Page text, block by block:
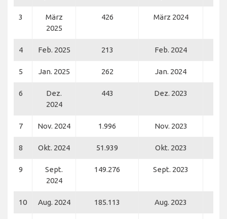
3
März
2025
426 März 2024
4 Feb. 2025 213 Feb. 2024
5 Jan. 2025 262 Jan. 2024
6
Dez.
2024
443 Dez. 2023
7 Nov. 2024 1.996 Nov. 2023
8 Okt. 2024 51.939 Okt. 2023
9
Sept.
2024
149.276 Sept. 2023
10 Aug. 2024 185.113 Aug. 2023